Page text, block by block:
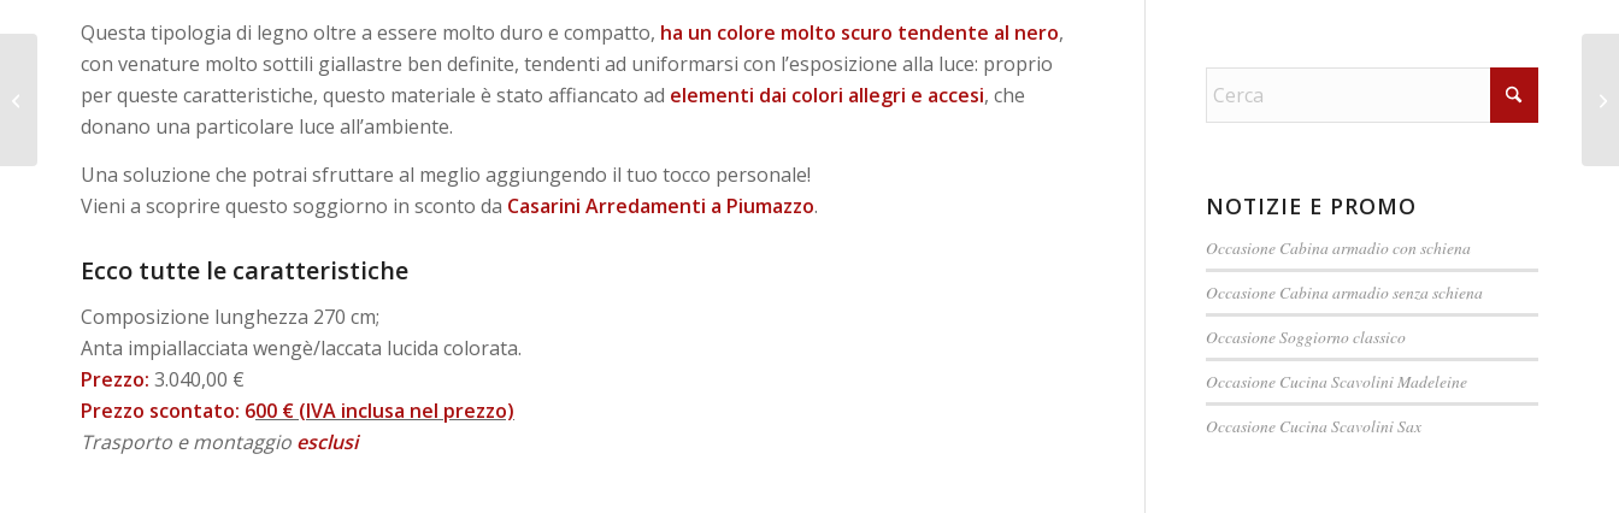
Questa tipologia di legno oltre a essere molto duro e compatto, ha un colore molto scuro tendente al nero,
con venature molto sottili giallastre ben definite, tendenti ad uniformarsi con l’esposizione alla luce: proprio
per queste caratteristiche, questo materiale è stato affiancato ad elementi dai colori allegri e accesi, che
donano una particolare luce all’ambiente.
Una soluzione che potrai sfruttare al meglio aggiungendo il tuo tocco personale!
Vieni a scoprire questo soggiorno in sconto da Casarini Arredamenti a Piumazzo.
Ecco tutte le caratteristiche
Composizione lunghezza 270 cm;
Anta impiallacciata wengè/laccata lucida colorata.
Prezzo: 3.040,00 €
Prezzo scontato: 600 € (IVA inclusa nel prezzo)
Trasporto e montaggio esclusi
NOTIZIE E PROMO
Occasione Cabina armadio con schiena
Occasione Cabina armadio senza schiena
Occasione Soggiorno classico
Occasione Cucina Scavolini Madeleine
Occasione Cucina Scavolini Sax
I complementi d’arredo
Target Point